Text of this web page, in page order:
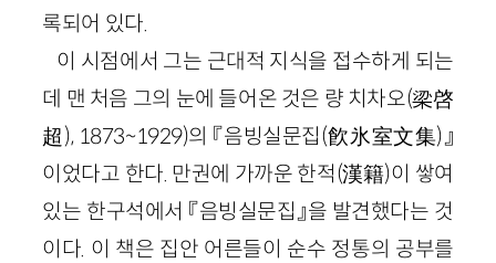
록되어 있다.
이 시점에서 그는 근대적 지식을 접수하게 되는
데 맨 처음 그의 눈에 들어온 것은 량 치차오(梁啓
超), 1873~1929)의 『음빙실문집(飮氷室文集)』
이었다고 한다. 만권에 가까운 한적(漢籍)이 쌓여
있는 한구석에서 『음빙실문집』을 발견했다는 것
이다. 이 책은 집안 어른들이 순수 정통의 공부를